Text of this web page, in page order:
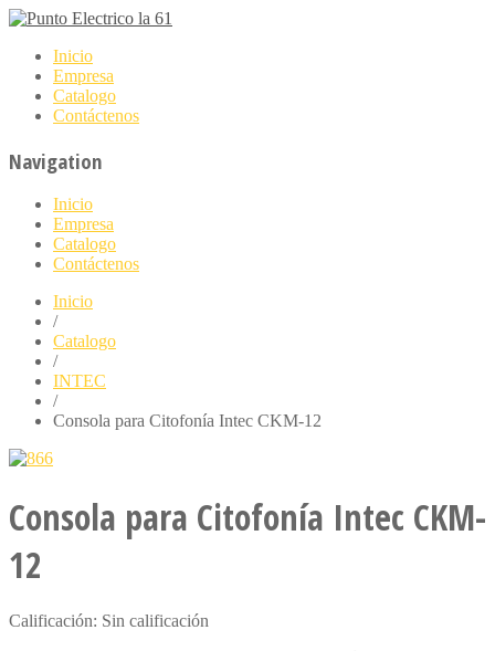
Inicio
Empresa
Catalogo
Contáctenos
Navigation
Inicio
Empresa
Catalogo
Contáctenos
Inicio
/
Catalogo
/
INTEC
/
Consola para Citofonía Intec CKM-12
Consola para Citofonía Intec CKM-
12
Calificación: Sin calificación